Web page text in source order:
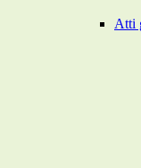
Atti